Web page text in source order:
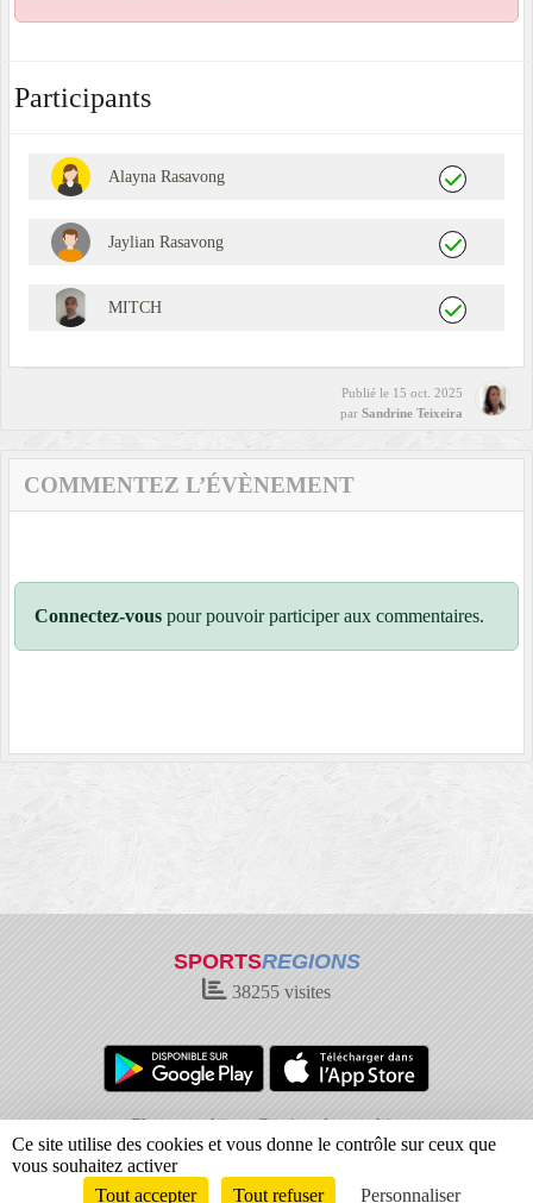
Participants
Alayna Rasavong
Jaylian Rasavong
MITCH
Publié le 15 oct. 2025
par Sandrine Teixeira
COMMENTEZ L’ÉVÈNEMENT
Connectez-vous pour pouvoir participer aux commentaires.
SPORTSREGIONS
38255 visites
Charte cookies
Gestion des cookies
Informations légales
Signaler un contenu inapproprié
Envie de participer ? Connexion
Ce site utilise des cookies et vous donne le contrôle sur ceux que
vous souhaitez activer
Tout accepter
Tout refuser Personnaliser